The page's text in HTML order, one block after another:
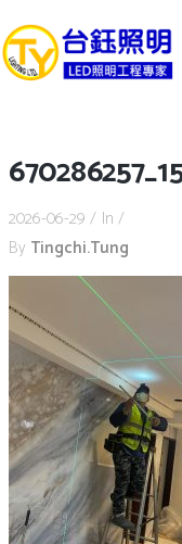
2026-06-29
In
By Tingchi.tung